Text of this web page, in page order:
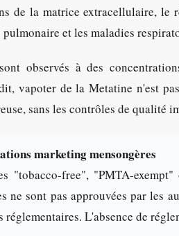
de la matrice extracellulaire, le
pulmonaire et les maladies
observés à des
vapoter de la Metatine n'est
sans les contrôles de qualité
marketing mensongères
"tobacco-free", "PMTA-
ne sont pas approuvées par les
réglementaires. L'absence de